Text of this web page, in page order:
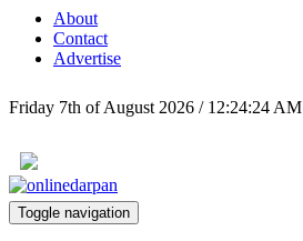
About
Contact
Advertise
Friday 7th of August 2026 / 12:24:24 AM
Toggle navigation